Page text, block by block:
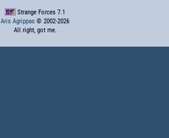
Strange Forces 7.1
Aris Agrippas © 2002-2026
All right, got me.